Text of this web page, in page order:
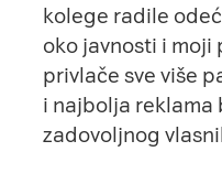
kolege radile
oko javnosti i moji
privlače sve više
i najbolja reklama
zadovoljnog